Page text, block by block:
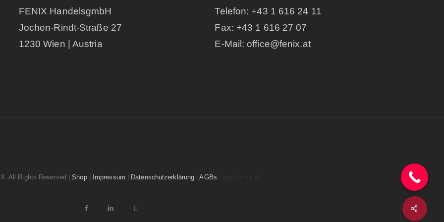
Share
FENIX HandelsgmbH
Jochen-Rindt-Straße 27
1230 Wien | Austria
Telefon: +43 1 616 24 11
Fax: +43 1 616 27 07
E-Mail:office@fenix.at
All Rights Reserved |Shop| Impressum Datenschutzerklärung |AGBs
facebooklinkedinemail